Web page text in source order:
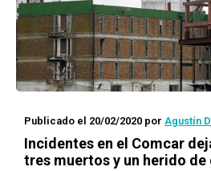
Publicado el 20/02/2020 por Agustín
Incidentes en el Comcar
tres muertos y un herido de